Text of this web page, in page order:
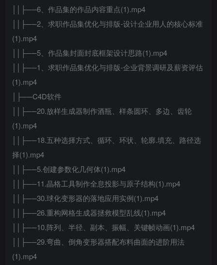
││├──6、作品集的作品内容重点(1).mp4
││├──2、求职作品集优化与排版-设计企业用人的核心标准
(1).mp4
││├──5、作品集封面封底框架设计思路(1).mp4
││├──1、求职作品集优化与排版-企业背景调研及薪资评估
(1).mp4
│├──C4D软件
││├──20.放样生成器制作酒瓶、样条圆环、多边、齿轮
(1).mp4
││├──18.五种选择方式、循环、环状、轮廓.填充、路径选
择(1).mp4
││├──5.创建参数化几何体(1).mp4
││├──11.晶格工具制作全息投影与原子结构(1).mp4
││├──30.球化变形器的落地应用实例(1).mp4
││├──26.重构网格生成器拯救模型乱线(1).mp4
││├──10.阵列、半径、副本、振幅、关键帧动画(1).mp4
││├──29.弯曲、倒角变形器搭配布料曲面的进阶用法
(1).mp4